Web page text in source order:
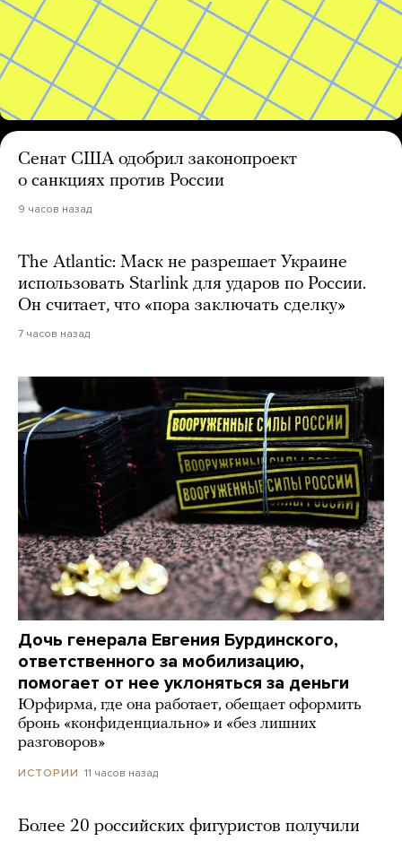
Сенат США одобрил законопроект
о санкциях против России
9 часов назад
The Atlantic: Маск не разрешает Украине
использовать Starlink для ударов по России.
Он считает, что «пора заключать сделку»
7 часов назад
Дочь генерала Евгения Бурдинского,
ответственного за мобилизацию,
помогает от нее уклоняться за деньги
Юрфирма, где она работает, обещает оформить
бронь «конфиденциально» и «без лишних
разговоров»
ИСТОРИИ 11 часов назад
Более 20 российских фигуристов получили